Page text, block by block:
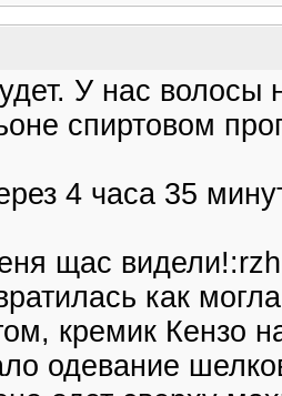
У нас волосы
спиртовом
4 часа 35
щас
как
кремик Кензо
одевание